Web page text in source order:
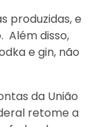
produzidas, e
Além disso,
e gin, não
da União
retome a